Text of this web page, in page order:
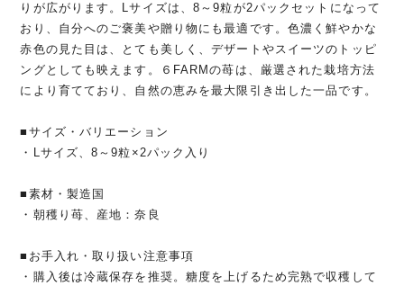
りが広がります。Lサイズは、8～9粒が2パックセットになって
おり、自分へのご褒美や贈り物にも最適です。色濃く鮮やかな
赤色の見た目は、とても美しく、デザートやスイーツのトッピ
ングとしても映えます。６FARMの苺は、厳選された栽培方法
により育てており、自然の恵みを最大限引き出した一品です。
■サイズ・バリエーション
・Lサイズ、8～9粒×2パック入り
■素材・製造国
・朝穫り苺、産地：奈良
■お手入れ・取り扱い注意事項
・購入後は冷蔵保存を推奨。糖度を上げるため完熟で収穫して